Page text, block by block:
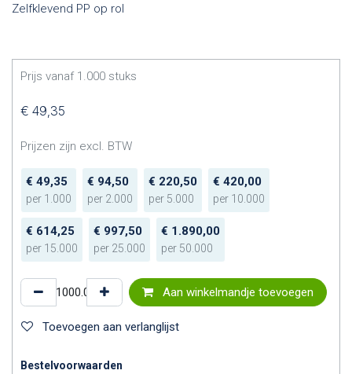
Zelfklevend PP op rol
Prijs vanaf 1.000 stuks
€ 49,35
Prijzen zijn excl. BTW
€ 49,35
per 1.000
€ 94,50
per 2.000
€ 220,50
per 5.000
€ 420,00
per 10.000
€ 614,25
per 15.000
€ 997,50
per 25.000
€ 1.890,00
per 50.000
Aan winkelmandje toevoegen
Toevoegen aan verlanglijst
Bestelvoorwaarden